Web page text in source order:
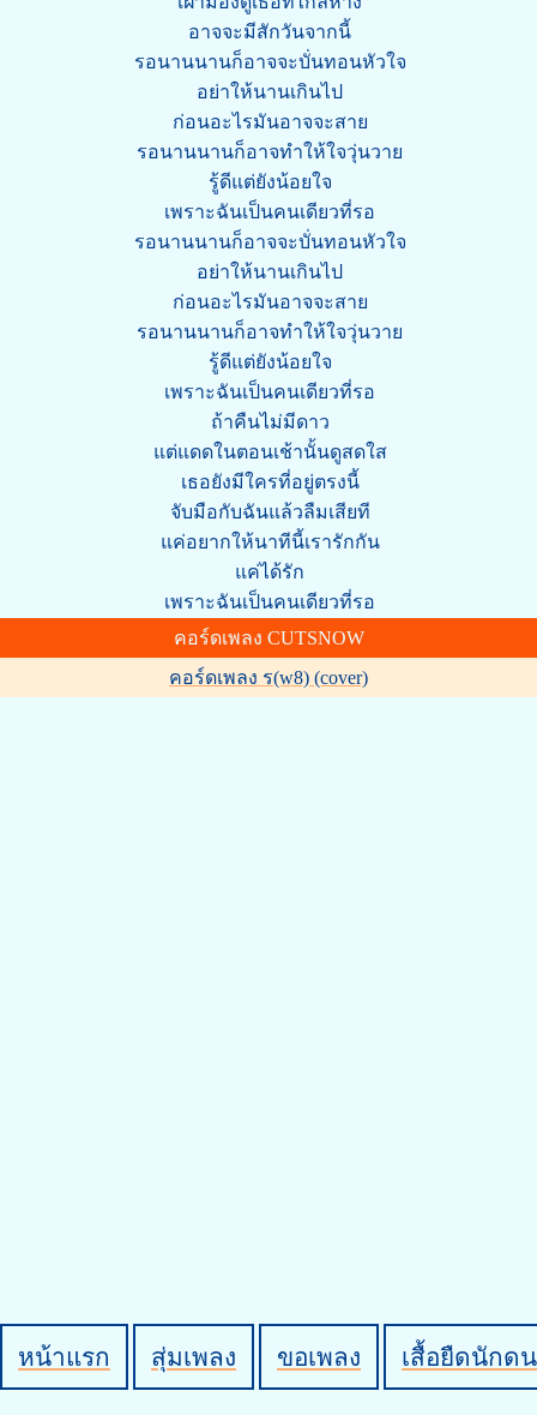
อาจจะมีสักวันจากนี้
รอนานนานก็อาจจะบั่นทอนหัวใจ
อย่าให้นานเกินไป
ก่อนอะไรมันอาจจะสาย
รอนานนานก็อาจทำให้ใจวุ่นวาย
รู้ดีแต่ยังน้อยใจ
เพราะฉันเป็นคนเดียวที่รอ
รอนานนานก็อาจจะบั่นทอนหัวใจ
อย่าให้นานเกินไป
ก่อนอะไรมันอาจจะสาย
รอนานนานก็อาจทำให้ใจวุ่นวาย
รู้ดีแต่ยังน้อยใจ
เพราะฉันเป็นคนเดียวที่รอ
ถ้าคืนไม่มีดาว
แต่แดดในตอนเช้านั้นดูสดใส
เธอยังมีใครที่อยู่ตรงนี้
จับมือกับฉันแล้วลืมเสียที
แค่อยากให้นาทีนี้เรารักกัน
แค่ได้รัก
เพราะฉันเป็นคนเดียวที่รอ
คอร์ดเพลง CUTSNOW
คอร์ดเพลง ร(w8) (cover)
หน้าแรก สุ่มเพลง ขอเพลง เสื้อยืดนักด